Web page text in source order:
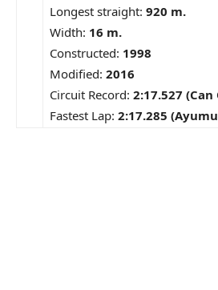
Longest straight: 920 m.
Width: 16 m.
Constructed: 1998
Modified: 2016
Circuit Record: 2:17.527
Fastest Lap: 2:17.285